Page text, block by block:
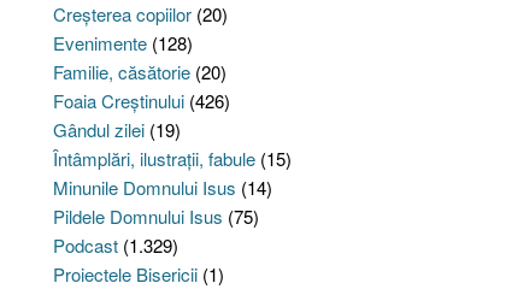
Creşterea copiilor(20)
Evenimente(128)
Familie, căsătorie(20)
Foaia Creştinului(426)
Gândul zilei(19)
Întâmplări, ilustraţii, fabule(15)
Minunile Domnului Isus (14)
Pildele Domnului Isus (75)
Podcast(1.329)
Proiectele Bisericii(1)